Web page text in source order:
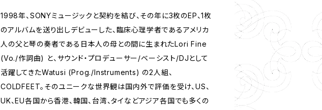
1998年、SONYミュージックと契約を結び、その年に3枚のEP、1枚
のアルバムを送り出しデビューした、臨床心理学者であるアメリカ
人の父と琴の奏者である日本人の母との間に生まれたLori Fine
(Vo./作詞曲) と、サウンド・プロデューサー/ベーシスト/DJとして
活躍してきたWatusi (Prog./Instruments) の2人組、
COLDFEET。そのユニークな世界観は国内外で評価を受け、US、
UK、EU各国から香港、韓国、台湾、タイなどアジア各国でも多くの